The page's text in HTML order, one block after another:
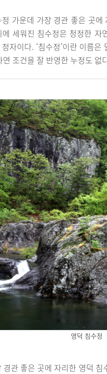
가운데 가장 경관 좋은 곳
세워진 침수정은 청정한
자이다. ‘침수정’이란 이름은
조건을 잘 반영한 누정도 없
영덕 침수정
관 좋은 곳에 자리한 영덕